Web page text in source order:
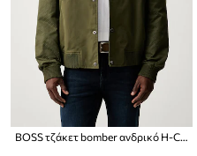
BOSS τζάκετ bomber ανδρικό H-Covor